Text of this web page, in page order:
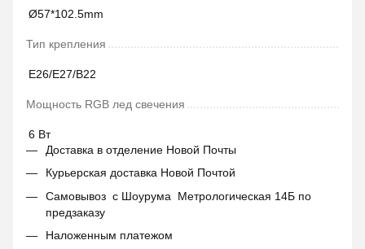
Ø57*102.5mm
Тип крепления
E26/E27/B22
Мощность RGB лед свечения
6 Вт
Доставка в отделение Новой Почты
Курьерская доставка Новой Почтой
Самовывоз с Шоурума Метрологическая 14Б по
предзаказу
Наложенным платежом